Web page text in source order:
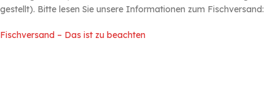
gestellt). Bitte lesen Sie unsere Informationen zum Fischversand:
Fischversand – Das ist zu beachten